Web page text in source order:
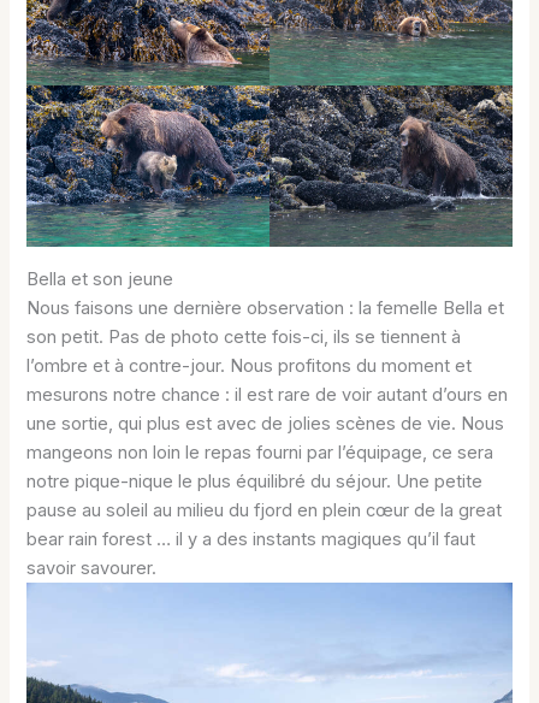
Bella et son jeune
Nous faisons une dernière observation : la femelle Bella et
son petit. Pas de photo cette fois-ci, ils se tiennent à
l’ombre et à contre-jour. Nous profitons du moment et
mesurons notre chance : il est rare de voir autant d’ours en
une sortie, qui plus est avec de jolies scènes de vie. Nous
mangeons non loin le repas fourni par l’équipage, ce sera
notre pique-nique le plus équilibré du séjour. Une petite
pause au soleil au milieu du fjord en plein cœur de la great
bear rain forest … il y a des instants magiques qu’il faut
savoir savourer.